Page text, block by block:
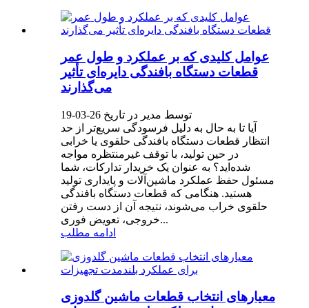
عوامل کلیدی که بر عملکرد و طول عمر
قطعات دستگاه بافندگی دایره‌ای تأثیر
می‌گذارند
توسط مدیر در تاریخ 26-03-19
آیا تا به حال به دلیل فرسودگی سریع‌تر از حد
انتظار قطعات دستگاه بافندگی حلقوی یا خرابی
در حین تولید، با توقف غیرمنتظره مواجه
شده‌اید؟ به عنوان یک خریدار تدارکات، شما
مسئول حفظ عملکرد ماشین‌آلات و پایداری تولید
هستید. هنگامی که قطعات دستگاه بافندگی
حلقوی خراب می‌شوند، نتیجه آن از دست رفتن
خروجی، تعویض فوری...
ادامه مطلب
معیارهای انتخاب قطعات ماشین گلدوزی